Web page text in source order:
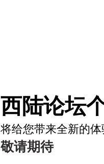
西陆论坛
将给您带来全新的体
敬请期待